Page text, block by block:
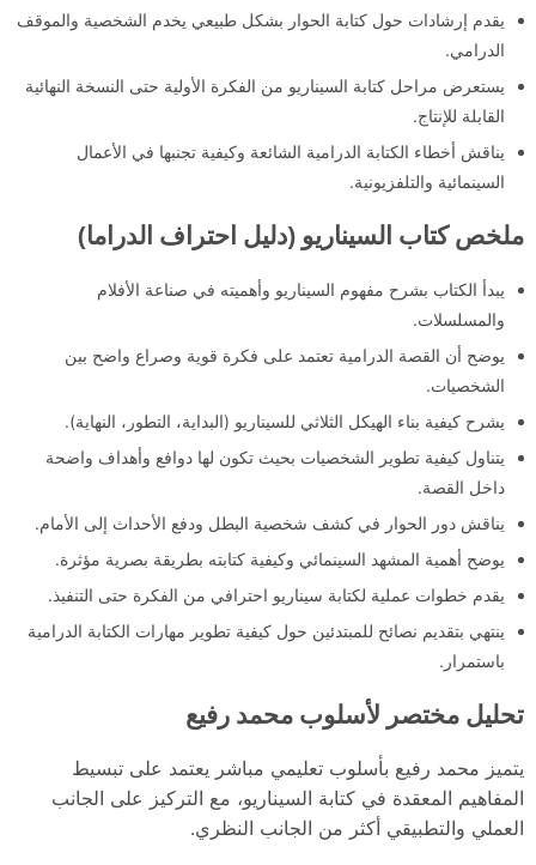
يقدم إرشادات حول كتابة الحوار بشكل طبيعي يخدم الشخصية والموقف
الدرامي.
يستعرض مراحل كتابة السيناريو من الفكرة الأولية حتى النسخة النهائية
القابلة للإنتاج.
يناقش أخطاء الكتابة الدرامية الشائعة وكيفية تجنبها في الأعمال
السينمائية والتلفزيونية.
ملخص كتاب السيناريو (دليل احتراف الدراما)
يبدأ الكتاب بشرح مفهوم السيناريو وأهميته في صناعة الأفلام
والمسلسلات.
يوضح أن القصة الدرامية تعتمد على فكرة قوية وصراع واضح بين
الشخصيات.
يشرح كيفية بناء الهيكل الثلاثي للسيناريو (البداية، التطور، النهاية).
يتناول كيفية تطوير الشخصيات بحيث تكون لها دوافع وأهداف واضحة
داخل القصة.
يناقش دور الحوار في كشف شخصية البطل ودفع الأحداث إلى الأمام.
يوضح أهمية المشهد السينمائي وكيفية كتابته بطريقة بصرية مؤثرة.
يقدم خطوات عملية لكتابة سيناريو احترافي من الفكرة حتى التنفيذ.
ينتهي بتقديم نصائح للمبتدئين حول كيفية تطوير مهارات الكتابة الدرامية
باستمرار.
تحليل مختصر لأسلوب محمد رفيع
يتميز محمد رفيع بأسلوب تعليمي مباشر يعتمد على تبسيط
المفاهيم المعقدة في كتابة السيناريو، مع التركيز على الجانب
العملي والتطبيقي أكثر من الجانب النظري.